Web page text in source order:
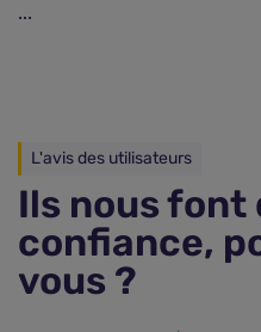
...
L'avis des utilisateurs
Ils nous font
confiance,
vous ?